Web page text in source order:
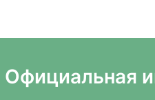
Официальная